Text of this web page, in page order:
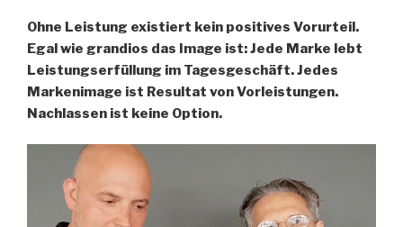
Ohne Leistung existiert kein positives Vorurteil.
Egal wie grandios das Image ist: Jede Marke lebt
Leistungserfüllung im Tagesgeschäft. Jedes
Markenimage ist Resultat von Vorleistungen.
Nachlassen ist keine Option.